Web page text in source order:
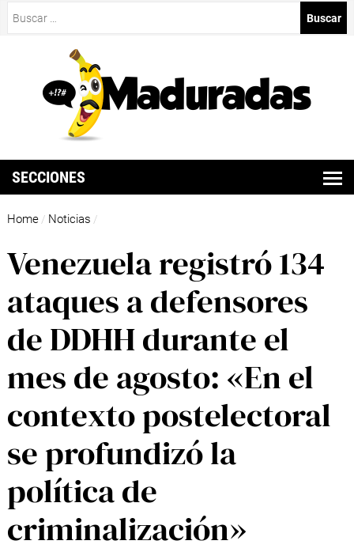
SECCIONES
Home / Noticias /
Venezuela registró 134
ataques a defensores
de DDHH durante el
mes de agosto: «En el
contexto postelectoral
se profundizó la
política de
criminalización»